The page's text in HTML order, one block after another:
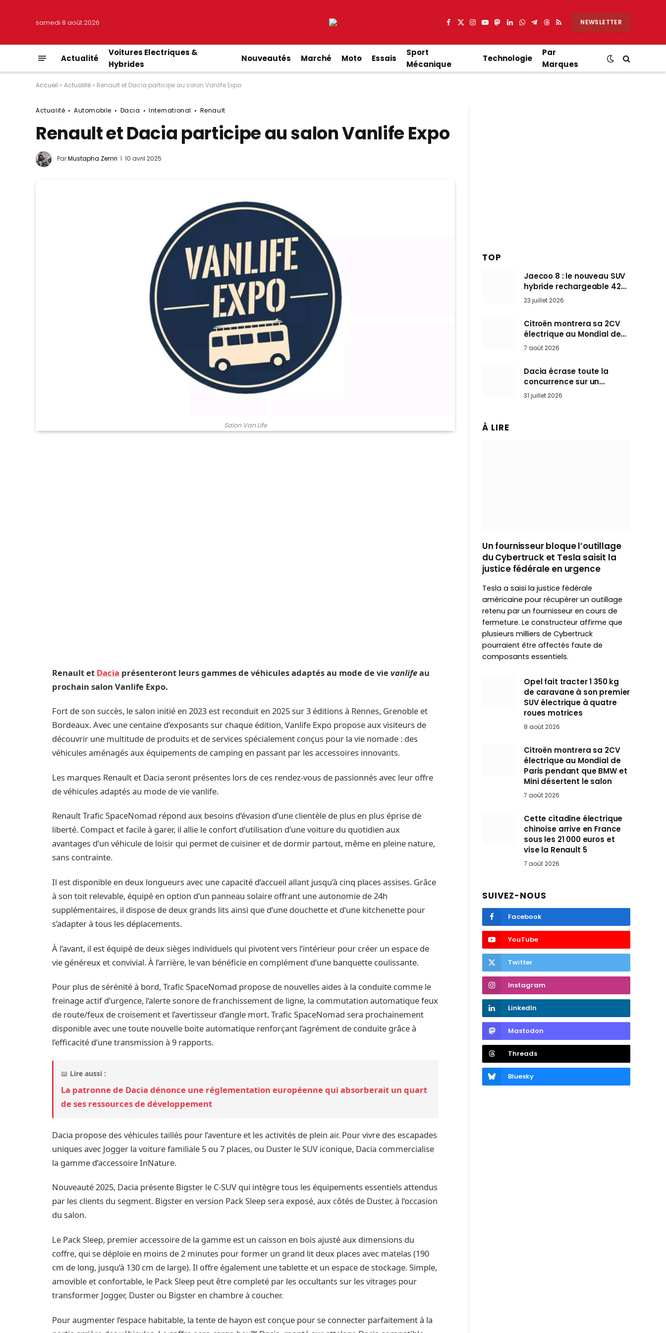
samedi 8 août 2026 Facebook
X
Instagram
YouTube
Mastodon
LinkedIn
WhatsApp
Partager
Telegram
Threads
RSS NEWSLETTER
Actualité
Voitures Electriques &
Hybrides
Nouveautés Marché Moto Essais
Sport
Mécanique
Technologie
Par
Marques
Accueil » Actualité » Renault et Dacia participe au salon Vanlife Expo
Actualité Automobile Dacia International Renault
Renault et Dacia participe au salon Vanlife Expo
ParMustapha Zemri 10 avril 2025
Salon Van Life
Renault et Dacia présenteront leurs gammes de véhicules adaptés au mode de vievanlifeau
prochain salon Vanlife Expo.
Fort de son succès, le salon initié en 2023 est reconduit en 2025 sur 3 éditions à Rennes, Grenoble et
Bordeaux. Avec une centaine d’exposants sur chaque édition, Vanlife Expo propose aux visiteurs de
découvrir une multitude de produits et de services spécialement conçus pour la vie nomade : des
véhicules aménagés aux équipements de camping en passant par les accessoires innovants.
Les marques Renault et Dacia seront présentes lors de ces rendez-vous de passionnés avec leur offre
de véhicules adaptés au mode de vie vanlife.
Renault Trafic SpaceNomad répond aux besoins d’évasion d’une clientèle de plus en plus éprise de
liberté. Compact et facile à garer, il allie le confort d’utilisation d’une voiture du quotidien aux
avantages d’un véhicule de loisir qui permet de cuisiner et de dormir partout, même en pleine nature,
sans contrainte.
Il est disponible en deux longueurs avec une capacité d’accueil allant jusqu’à cinq places assises. Grâce
à son toit relevable, équipé en option d’un panneau solaire offrant une autonomie de 24h
supplémentaires, il dispose de deux grands lits ainsi que d’une douchette et d’une kitchenette pour
s’adapter à tous les déplacements.
À l’avant, il est équipé de deux sièges individuels qui pivotent vers l’intérieur pour créer un espace de
vie généreux et convivial. À l’arrière, le van bénéficie en complément d’une banquette coulissante.
Pour plus de sérénité à bord, Trafic SpaceNomad propose de nouvelles aides à la conduite comme le
freinage actif d’urgence, l’alerte sonore de franchissement de ligne, la commutation automatique feux
de route/feux de croisement et l’avertisseur d’angle mort. Trafic SpaceNomad sera prochainement
disponible avec une toute nouvelle boite automatique renforçant l’agrément de conduite grâce à
l’efficacité d’une transmission à 9 rapports.
📖 Lire aussi :
La patronne de Dacia dénonce une réglementation européenne qui absorberait un quart
de ses ressources de développement
Dacia propose des véhicules taillés pour l’aventure et les activités de plein air. Pour vivre des escapades
uniques avec Jogger la voiture familiale 5 ou 7 places, ou Duster le SUV iconique, Dacia commercialise
la gamme d’accessoire InNature.
Nouveauté 2025, Dacia présente Bigster le C-SUV qui intègre tous les équipements essentiels attendus
par les clients du segment. Bigster en version Pack Sleep sera exposé, aux côtés de Duster, à l’occasion
du salon.
Le Pack Sleep, premier accessoire de la gamme est un caisson en bois ajusté aux dimensions du
coffre, qui se déploie en moins de 2 minutes pour former un grand lit deux places avec matelas (190
cm de long, jusqu’à 130 cm de large). Il offre également une tablette et un espace de stockage. Simple,
amovible et confortable, le Pack Sleep peut être completé par les occultants sur les vitrages pour
transformer Jogger, Duster ou Bigster en chambre à coucher.
Pour augmenter l’espace habitable, la tente de hayon est conçue pour se connecter parfaitement à la
TOP
Jaecoo 8 : le nouveau SUV
hybride rechargeable 428
ch qui vise l’Audi Q7 arrive
en Europe cet automne
23 juillet 2026
Citroën montrera sa 2CV
électrique au Mondial de
Paris pendant que BMW et
7 août 2026
Dacia écrase toute la
concurrence sur un
marché où personne ne
l’attendait
31 juillet 2026
À LIRE
Un fournisseur bloque l’outillage
du Cybertruck et Tesla saisit la
justice fédérale en urgence
Tesla a saisi la justice fédérale
américaine pour récupérer un outillage
retenu par un fournisseur en cours de
fermeture. Le constructeur affirme que
plusieurs milliers de Cybertruck
pourraient être affectés faute de
composants essentiels.
Opel fait tracter 1 350 kg
de caravane à son premier
SUV électrique à quatre
roues motrices
8 août 2026
Citroën montrera sa 2CV
électrique au Mondial de
Paris pendant que BMW et
Mini désertent le salon
7 août 2026
Cette citadine électrique
chinoise arrive en France
sous les 21 000 euros et
vise la Renault 5
7 août 2026
SUIVEZ-NOUS
Facebook
YouTube
Twitter
Instagram
LinkedIn
Mastodon
Threads
Bluesky